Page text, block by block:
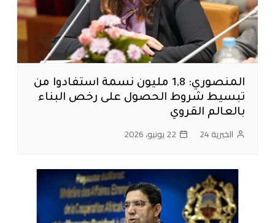
المنصوري: 1,8 مليون نسمة استفادوا من
تبسيط شروط الحصول على رخص البناء
بالعالم القروي
الخبرية 24 22 يونيو، 2026